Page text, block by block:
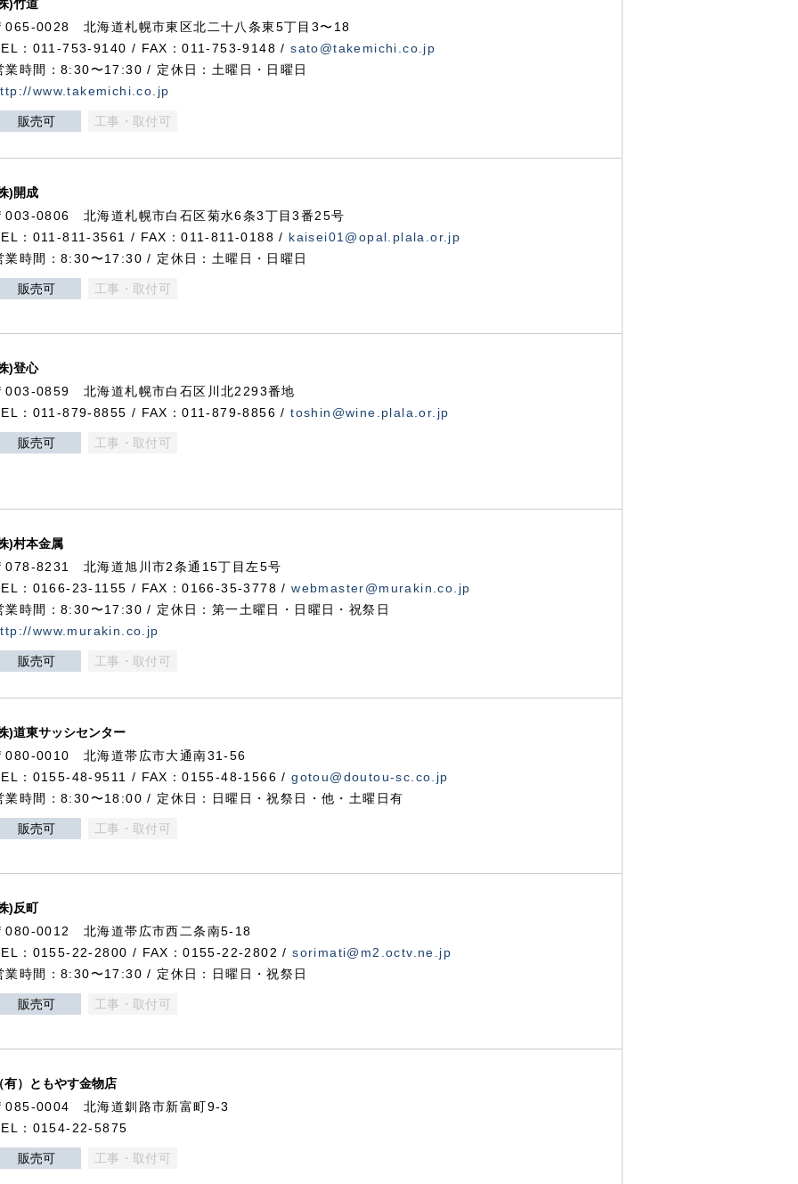
)竹道
065-0028 北海道札幌市東区北二十八条東5丁目3〜18
：011-753-9140 / FAX：011-753-9148 /sato@takemichi.co.jp
業時間：8:30〜17:30 / 定休日：土曜日・日曜日
www.takemichi.co.jp
販売可 工事・取付可
)開成
003-0806 北海道札幌市白石区菊水6条3丁目3番25号
：011-811-3561 / FAX：011-811-0188 / kaisei01@opal.plala.or.jp
業時間：8:30〜17:30 / 定休日：土曜日・日曜日
販売可 工事・取付可
)登心
003-0859 北海道札幌市白石区川北2293番地
：011-879-8855 / FAX：011-879-8856 /toshin@wine.plala.or.jp
販売可 工事・取付可
)村本金属
078-8231 北海道旭川市2条通15丁目左5号
：0166-23-1155 / FAX：0166-35-3778 /webmaster@murakin.co.jp
業時間：8:30〜17:30 / 定休日：第一土曜日・日曜日・祝祭日
www.murakin.co.jp
販売可 工事・取付可
)道東サッシセンター
080-0010 北海道帯広市大通南31-56
：0155-48-9511 / FAX：0155-48-1566 /gotou@doutou-sc.co.jp
業時間：8:30〜18:00 / 定休日：日曜日・祝祭日・他・土曜日有
販売可 工事・取付可
)反町
080-0012 北海道帯広市西二条南5-18
：0155-22-2800 / FAX：0155-22-2802 /sorimati@m2.octv.ne.jp
業時間：8:30〜17:30 / 定休日：日曜日・祝祭日
販売可 工事・取付可
有）ともやす金物店
085-0004 北海道釧路市新富町9-3
：0154-22-5875
販売可 工事・取付可